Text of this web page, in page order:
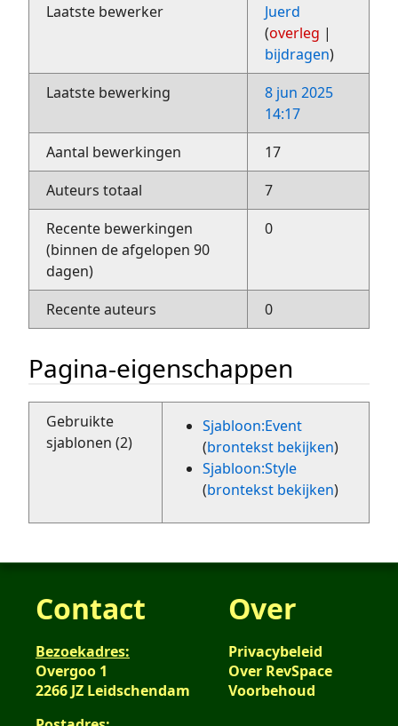
Laatste bewerker
Juerd
(overleg |
bijdragen)
Laatste bewerking
8 jun 2025
14:17
Aantal bewerkingen
17
Auteurs totaal
7
Recente bewerkingen
(binnen de afgelopen 90
dagen)
0
Recente auteurs 0
Pagina-eigenschappen
Gebruikte
sjablonen (2)
Sjabloon:Event
(brontekst bekijken)
Sjabloon:Style
(brontekst bekijken)
Contact
Bezoekadres:
Overgoo 1
2266 JZ Leidschendam
Over
Privacybeleid
Over RevSpace
Voorbehoud